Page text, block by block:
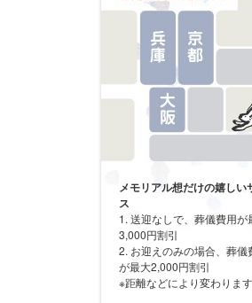
メモリアル想だけの嬉しい
ス
1. 送迎なしで、葬儀費用が
3,000円割引
2. お迎えのみの場合、葬儀
が最大2,000円割引
※距離などにより変わります